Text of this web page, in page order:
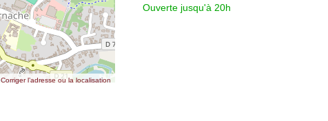
Corriger l’adresse ou la localisation
Ouverte jusqu'à 20h